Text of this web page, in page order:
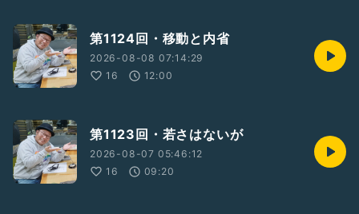
第1124回・移動と内省
2026-08-08 07:14:29
16
12:00
第1123回・若さはないが
2026-08-07 05:46:12
16
09:20